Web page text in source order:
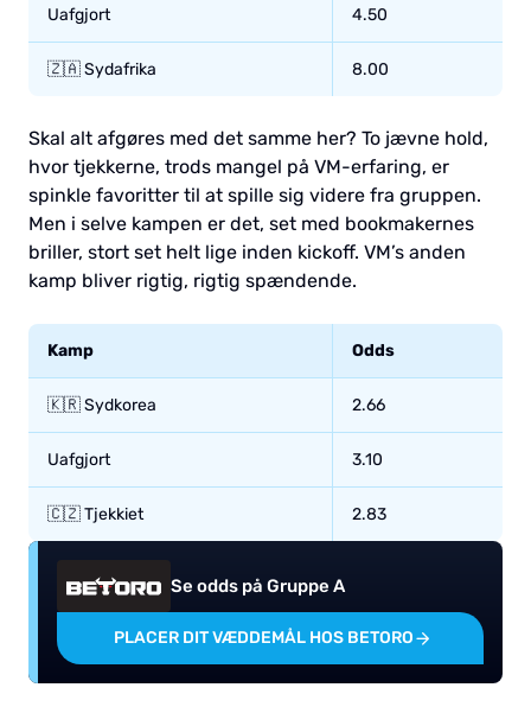
Uafgjort 4.50
🇿🇦 Sydafrika 8.00
Skal alt afgøres med det samme her? To jævne hold,
hvor tjekkerne, trods mangel på VM-erfaring, er
spinkle favoritter til at spille sig videre fra gruppen.
Men i selve kampen er det, set med bookmakernes
briller, stort set helt lige inden kickoff. VM’s anden
kamp bliver rigtig, rigtig spændende.
Kamp Odds
🇰🇷 Sydkorea 2.66
Uafgjort 3.10
🇨🇿 Tjekkiet 2.83
Se odds på Gruppe A
PLACER DIT VÆDDEMÅL HOS BETORO